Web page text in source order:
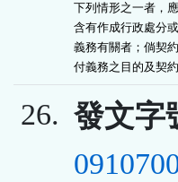
下列情形之一者，
含有作成行政處分
義務有關者；倘契
付義務之目的及契
26. 發文字